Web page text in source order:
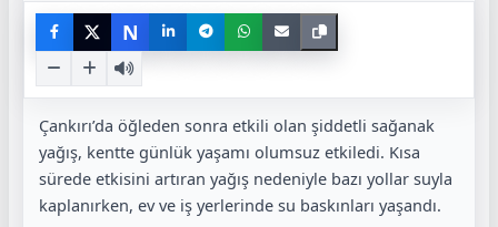
N
Çankırı’da öğleden sonra etkili olan şiddetli sağanak
yağış, kentte günlük yaşamı olumsuz etkiledi. Kısa
sürede etkisini artıran yağış nedeniyle bazı yollar suyla
kaplanırken, ev ve iş yerlerinde su baskınları yaşandı.